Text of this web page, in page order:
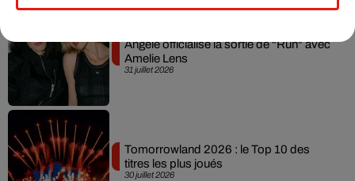
31 juillet 2026
Angèle officialise la sortie de "Run" avec
Amelie Lens
30 juillet 2026
Tomorrowland 2026 : le Top 10 des
titres les plus joués